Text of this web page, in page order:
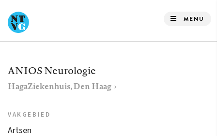
naar
de
gaan
MENU
ANIOS Neurologie
HagaZiekenhuis, Den Haag
VAKGEBIED
Artsen